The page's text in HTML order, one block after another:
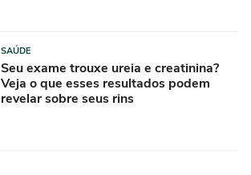
SAÚDE
Seu exame trouxe ureia e creatinina?
Veja o que esses resultados podem
revelar sobre seus rins